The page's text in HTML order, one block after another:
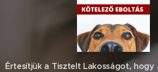
Értesítjük a Tisztelt Lakosságot, hogy